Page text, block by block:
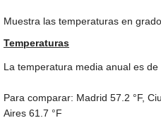
Muestra las temperaturas en
Temperaturas
La temperatura media anual es de
Para comparar: Madrid 57.2 °F,
Aires 61.7 °F